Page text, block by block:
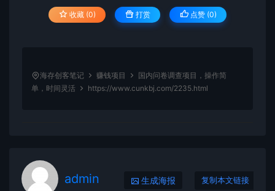
收藏 (0) 打赏 点赞 (0)
海存创客笔记 赚钱项目
国内问卷调查项目，操作简
单，时间灵活
https://www.cunkbj.com/2235.html
admin 生成海报 复制本文链接